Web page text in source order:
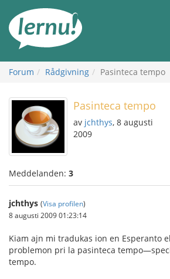
sidans
innehåll
Forum Rådgivning Pasinteca tempo
Pasinteca tempo
av jchthys, 8 augusti
2009
Meddelanden: 3
jchthys (Visa profilen)
8 augusti 2009 01:23:14
Kiam ajn mi tradukas ion en Esperanto
problemon pri la pasinteca
tempo.